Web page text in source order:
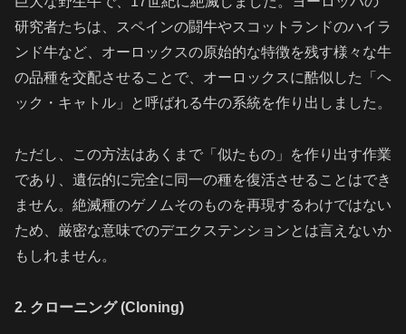
研究者たちは、スペインの闘牛やスコットランドのハイラ
ンド牛など、オーロックスの原始的な特徴を残す様々な牛
の品種を交配させることで、オーロックスに酷似した「ヘ
ック・キャトル」と呼ばれる牛の系統を作り出しました。
ただし、この方法はあくまで「似たもの」を作り出す作業
であり、遺伝的に完全に同一の種を復活させることはでき
ません。絶滅種のゲノムそのものを再現するわけではない
ため、厳密な意味でのデエクステンションとは言えないか
もしれません。
2. クローニング (Cloning)